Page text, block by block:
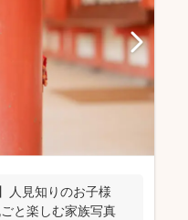
人見知りのお子様
と楽しむ家族写真